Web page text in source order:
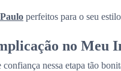
perfeitos para o seu
no Meu
nessa etapa tão